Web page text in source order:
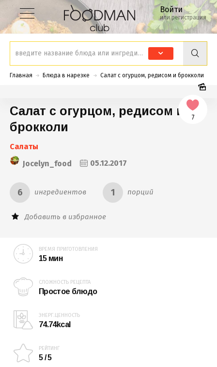
Войти
или регистрация
Главная Блюда в нарезке Cалат с огурцом, редисом и брокколи
Cалат с огурцом, редисом и
брокколи
Салаты
Jocelyn_food
05.12.2017
6 ингредиентов 1 порций
Добавить в избранное
7
ВРЕМЯ ПРИГОТОВЛЕНИЯ
15 мин
СЛОЖНОСТЬ РЕЦЕПТА
Простое блюдо
ЭНЕРГ.ЦЕННОСТЬ
74.74kcal
РЕЙТИНГ
5 / 5